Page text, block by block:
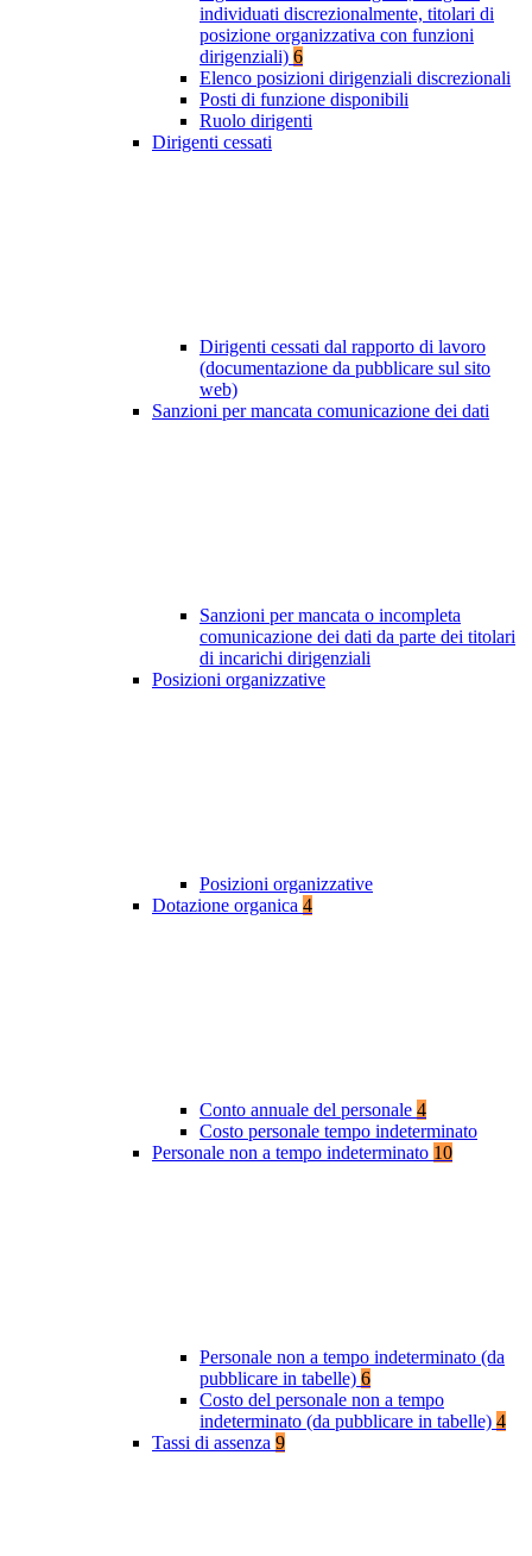
individuati discrezionalmente, titolari di
posizione organizzativa con funzioni
dirigenziali) 6
Elenco posizioni dirigenziali discrezionali
Posti di funzione disponibili
Ruolo dirigenti
Dirigenti cessati
Dirigenti cessati dal rapporto di lavoro
(documentazione da pubblicare sul sito
web)
Sanzioni per mancata comunicazione dei dati
Sanzioni per mancata o incompleta
comunicazione dei dati da parte dei titolari
di incarichi dirigenziali
Posizioni organizzative
Posizioni organizzative
Dotazione organica 4
Conto annuale del personale 4
Costo personale tempo indeterminato
Personale non a tempo indeterminato 10
Personale non a tempo indeterminato (da
pubblicare in tabelle) 6
Costo del personale non a tempo
indeterminato (da pubblicare in tabelle) 4
Tassi di assenza 9